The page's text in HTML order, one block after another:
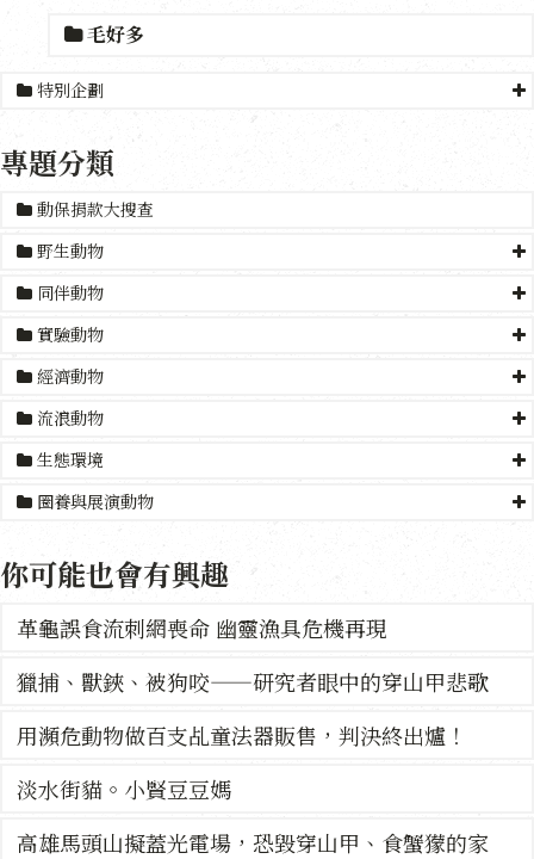
毛好多
特別企劃
專題分類
動保捐款大搜查
野生動物
同伴動物
實驗動物
經濟動物
流浪動物
生態環境
圈養與展演動物
你可能也會有興趣
革龜誤食流刺網喪命 幽靈漁具危機再現
獵捕、獸鋏、被狗咬——研究者眼中的穿山甲悲歌
用瀕危動物做百支乩童法器販售，判決終出爐！
淡水街貓。小賢豆豆媽
高雄馬頭山擬蓋光電場，恐毀穿山甲、食蟹獴的家